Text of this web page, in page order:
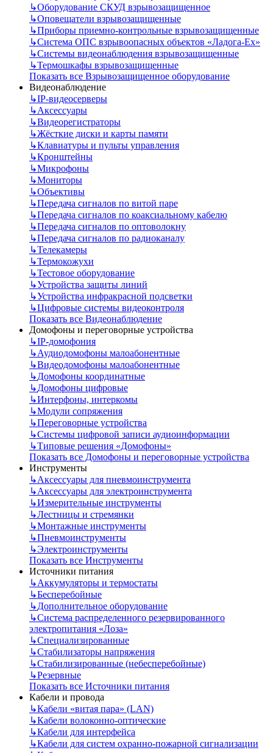
↳Оборудование СКУД взрывозащищенное
↳Оповещатели взрывозащищенные
↳Приборы приемно-контрольные взрывозащищенные
↳Система ОПС взрывоопасных объектов «Ладога-Ex»
↳Системы видеонаблюдения взрывозащищенные
↳Термошкафы взрывозащищенные
Показать все Взрывозащищенное оборудование
Видеонаблюдение
↳IP-видеосерверы
↳Аксессуары
↳Видеорегистраторы
↳Жёсткие диски и карты памяти
↳Клавиатуры и пульты управления
↳Кронштейны
↳Микрофоны
↳Мониторы
↳Объективы
↳Передача сигналов по витой паре
↳Передача сигналов по коаксиальному кабелю
↳Передача сигналов по оптоволокну
↳Передача сигналов по радиоканалу
↳Телекамеры
↳Термокожухи
↳Тестовое оборудование
↳Устройства защиты линий
↳Устройства инфракрасной подсветки
↳Цифровые системы видеоконтроля
Показать все Видеонаблюдение
Домофоны и переговорные устройства
↳IP-домофония
↳Аудиодомофоны малоабонентные
↳Видеодомофоны малоабонентные
↳Домофоны координатные
↳Домофоны цифровые
↳Интерфоны, интеркомы
↳Модули сопряжения
↳Переговорные устройства
↳Системы цифровой записи аудиоинформации
↳Типовые решения «Домофоны»
Показать все Домофоны и переговорные устройства
Инструменты
↳Аксессуары для пневмоинструмента
↳Аксессуары для электроинструмента
↳Измерительные инструменты
↳Лестницы и стремянки
↳Монтажные инструменты
↳Пневмоинструменты
↳Электроинструменты
Показать все Инструменты
Источники питания
↳Аккумуляторы и термостаты
↳Бесперебойные
↳Дополнительное оборудование
↳Система распределенного резервированного
электропитания «Лоза»
↳Специализированные
↳Стабилизаторы напряжения
↳Стабилизированные (небесперебойные)
↳Резервные
Показать все Источники питания
Кабели и провода
↳Кабели «витая пара» (LAN)
↳Кабели волоконно-оптические
↳Кабели для интерфейса
↳Кабели для систем охранно-пожарной сигнализации